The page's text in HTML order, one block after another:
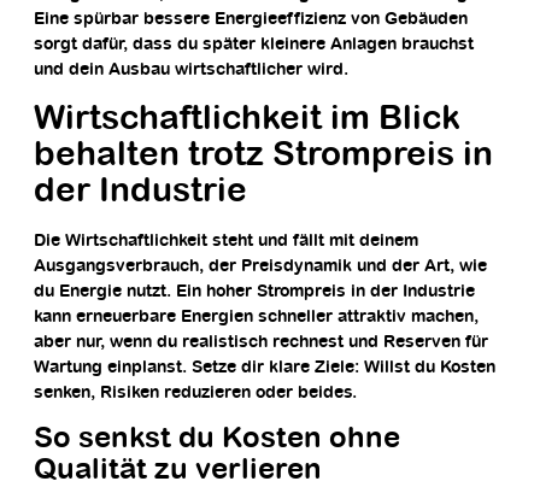
Eine spürbar bessere Energieeffizienz von Gebäuden
sorgt dafür, dass du später kleinere Anlagen brauchst
und dein Ausbau wirtschaftlicher wird.
Wirtschaftlichkeit im Blick
behalten trotz Strompreis in
der Industrie
Die Wirtschaftlichkeit steht und fällt mit deinem
Ausgangsverbrauch, der Preisdynamik und der Art, wie
du Energie nutzt. Ein hoher Strompreis in der Industrie
kann erneuerbare Energien schneller attraktiv machen,
aber nur, wenn du realistisch rechnest und Reserven für
Wartung einplanst. Setze dir klare Ziele: Willst du Kosten
senken, Risiken reduzieren oder beides.
So senkst du Kosten ohne
Qualität zu verlieren